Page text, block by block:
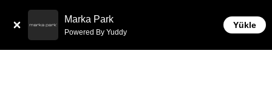
Marka Park
Powered By Yuddy
Yükle